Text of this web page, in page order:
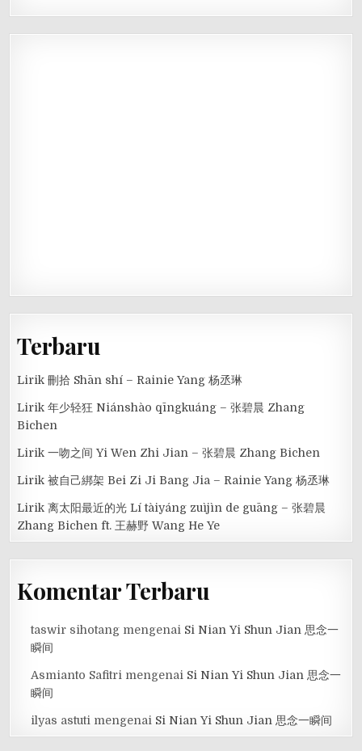
Terbaru
Lirik 刪拾 Shān shí – Rainie Yang 杨丞琳
Lirik 年少轻狂 Niánshào qīngkuáng – 张碧晨 Zhang
Bichen
Lirik 一吻之间 Yi Wen Zhi Jian – 张碧晨 Zhang Bichen
Lirik 被自己綁架 Bei Zi Ji Bang Jia – Rainie Yang 杨丞琳
Lirik 离太阳最近的光 Lí tàiyáng zuìjìn de guāng – 张碧晨
Zhang Bichen ft. 王赫野 Wang He Ye
Komentar Terbaru
taswir sihotang mengenai Si Nian Yi Shun Jian 思念一
瞬间
Asmianto Safitri mengenai Si Nian Yi Shun Jian 思念一
瞬间
ilyas astuti mengenai Si Nian Yi Shun Jian 思念一瞬间